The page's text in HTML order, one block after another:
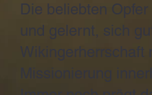
Die beliebten
und gelernt, sich
Missionierung